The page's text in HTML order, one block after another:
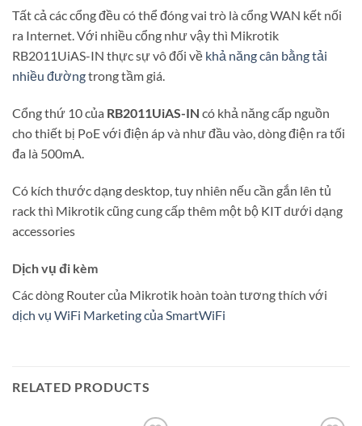
Tất cả các cổng đều có thể đóng vai trò là cổng WAN kết nối
ra Internet. Với nhiều cổng như vậy thì Mikrotik
RB2011UiAS-IN thực sự vô đối về khả năng cân bằng tải
nhiều đườngtrong tầm giá.
Cổng thứ 10 của RB2011UiAS-IN có khả năng cấp nguồn
cho thiết bị PoE với điện áp và như đầu vào, dòng điện ra tối
đa là 500mA.
Có kích thước dạng desktop, tuy nhiên nếu cần gắn lên tủ
rack thì Mikrotik cũng cung cấp thêm một bộ KIT dưới dạng
accessories
Dịch vụ đi kèm
Các dòng Router của Mikrotik hoàn toàn tương thích với
dịch vụ WiFi Marketing của SmartWiFi
RELATED PRODUCTS